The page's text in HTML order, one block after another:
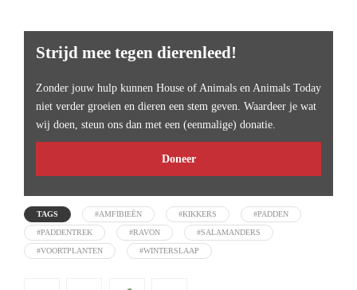
Strijd mee tegen dierenleed!
Zonder jouw hulp kunnen House of Animals en Animals Today
niet verder groeien en dieren een stem geven. Waardeer je wat
wij doen, steun ons dan met een (eenmalige) donatie.
Doneer
TAGS #AMFIBIEËN #KIKKERS #PADDEN
#PADDENTREK #RAVON #SALAMANDERS
#VOORTPLANTEN #WINTERSLAAP